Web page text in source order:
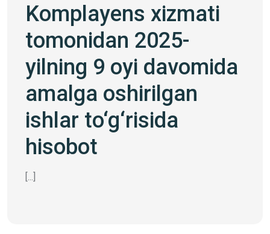
Komplayens xizmati
tomonidan 2025-
yilning 9 oyi davomida
amalga oshirilgan
ishlar to‘g‘risida
hisobot
[...]